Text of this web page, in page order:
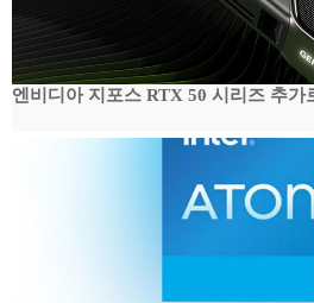
엔비디아 지포스 RTX 50 시리즈 추가